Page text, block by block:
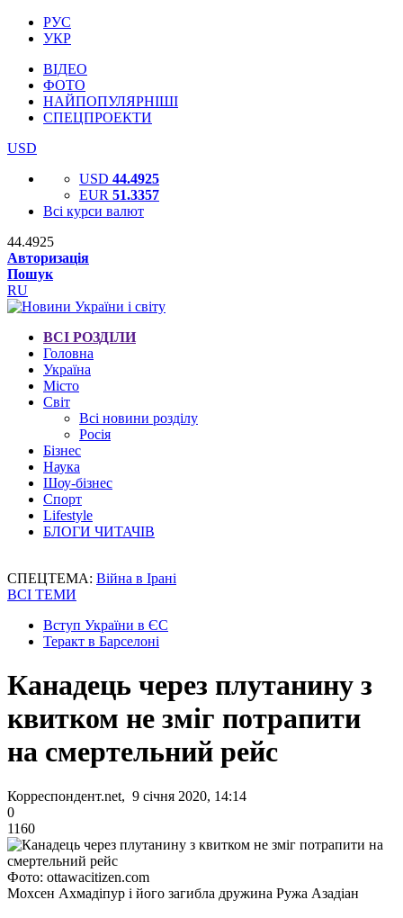
РУС
УКР
ВІДЕО
ФОТО
НАЙПОПУЛЯРНІШІ
СПЕЦПРОЕКТИ
USD
USD 44.4925
EUR 51.3357
Всі курси валют
44.4925
Авторизація
Пошук
RU
ВСІ РОЗДІЛИ
Головна
Україна
Місто
Світ
Всі новини розділу
Росія
Бізнес
Наука
Шоу-бізнес
Спорт
Lifestyle
БЛОГИ ЧИТАЧІВ
СПЕЦТЕМА: Війна в Ірані
ВСІ ТЕМИ
Вступ України в ЄС
Теракт в Барселоні
Канадець через плутанину з
квитком не зміг потрапити
на смертельний рейс
Корреспондент.net, 9 січня 2020, 14:14
0
1160
Фото: ottawacitizen.com
Мохсен Ахмадіпур і його загибла дружина Ружа Азадіан